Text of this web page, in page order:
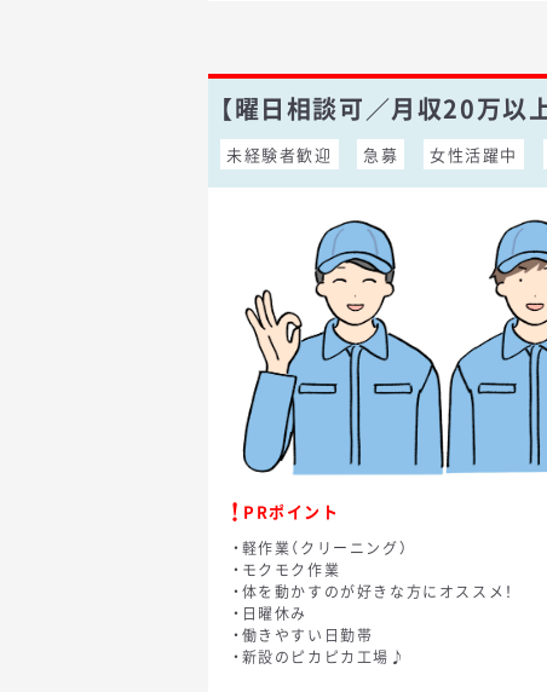
【曜日相談可／月収20万
未経験者歓迎 急募 女性活躍中
PRポイント
・軽作業（クリーニング）
・モクモク作業
・体を動かすのが好きな方にオススメ！
・日曜休み
・働きやすい日勤帯
・新設のピカピカ工場♪